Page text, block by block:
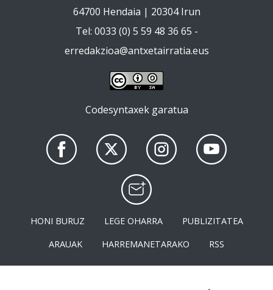
64700 Hendaia | 20304 Irun
Tel: 0033 (0) 5 59 48 36 65 -
erredakzioa@antxetairratia.eus
Codesyntaxek garatua
HONI BURUZ LEGE OHARRA
PUBLIZITATEA
ARAUAK
HARREMANETARAKO RSS